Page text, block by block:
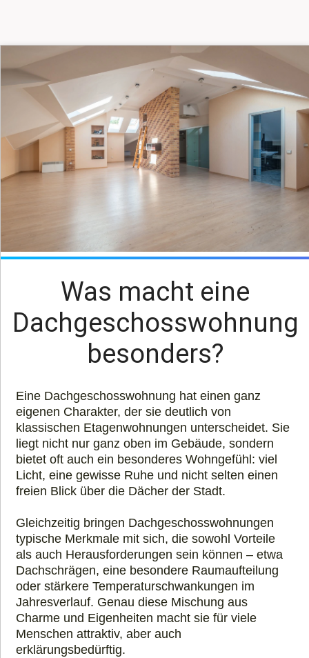
Was macht eine
Dachgeschosswohnung
besonders?
Eine Dachgeschosswohnung hat einen ganz
eigenen Charakter, der sie deutlich von
klassischen Etagenwohnungen unterscheidet. Sie
liegt nicht nur ganz oben im Gebäude, sondern
bietet oft auch ein besonderes Wohngefühl: viel
Licht, eine gewisse Ruhe und nicht selten einen
freien Blick über die Dächer der Stadt.
Gleichzeitig bringen Dachgeschosswohnungen
typische Merkmale mit sich, die sowohl Vorteile
als auch Herausforderungen sein können – etwa
Dachschrägen, eine besondere Raumaufteilung
oder stärkere Temperaturschwankungen im
Jahresverlauf. Genau diese Mischung aus
Charme und Eigenheiten macht sie für viele
Menschen attraktiv, aber auch
erklärungsbedürftig.